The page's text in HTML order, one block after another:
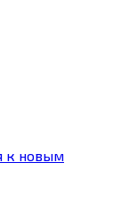
к новым